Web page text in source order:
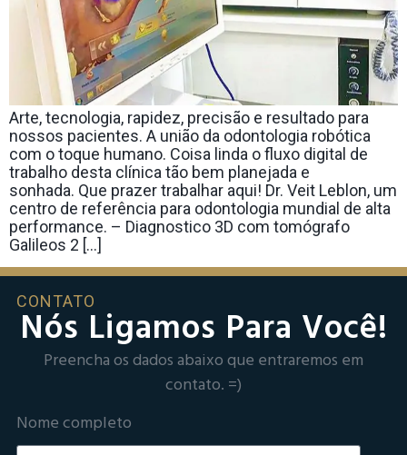
Arte, tecnologia, rapidez, precisão e resultado para
nossos pacientes. A união da odontologia robótica
com o toque humano. Coisa linda o fluxo digital de
trabalho desta clínica tão bem planejada e
sonhada. Que prazer trabalhar aqui! Dr. Veit Leblon, um
centro de referência para odontologia mundial de alta
performance. – Diagnostico 3D com tomógrafo
Galileos 2 […]
CONTATO
Nós Ligamos Para Você!
Preencha os dados abaixo que entraremos em
contato. =)
Nome completo